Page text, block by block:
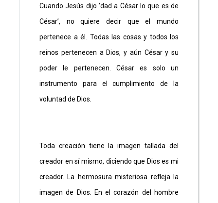
Cuando Jesús dijo ‘dad a César lo que es de
César’, no quiere decir que el mundo
pertenece a él. Todas las cosas y todos los
reinos pertenecen a Dios, y aún César y su
poder le pertenecen. César es solo un
instrumento para el cumplimiento de la
voluntad de Dios.
Toda creación tiene la imagen tallada del
creador en sí mismo, diciendo que Dios es mi
creador. La hermosura misteriosa refleja la
imagen de Dios. En el corazón del hombre